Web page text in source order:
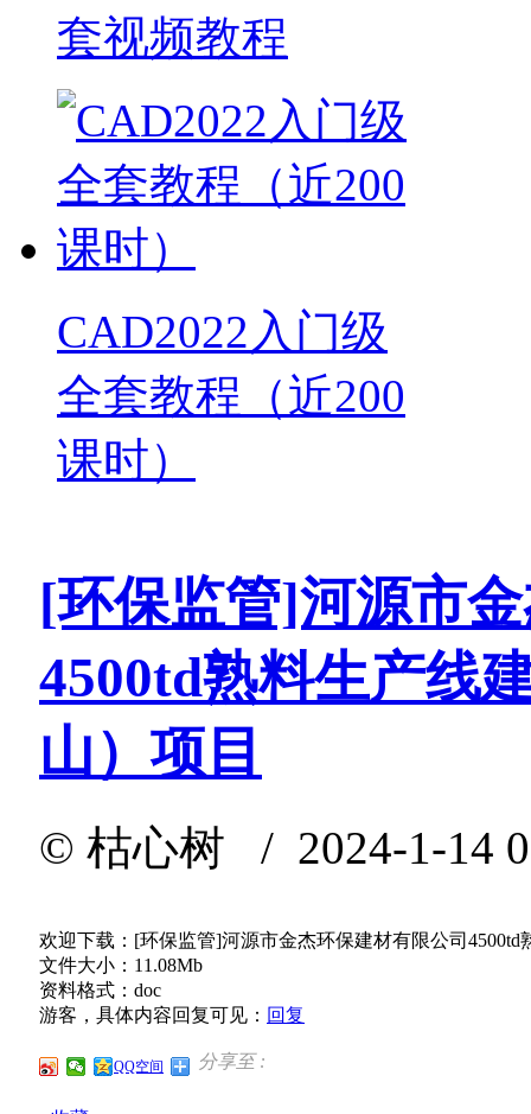
套视频教程
CAD2022入门级
全套教程（近200
课时）
[环保监管]河源市
4500td熟料生产线
山）项目
© 枯心树 / 2024-1-14
欢迎下载：[环保监管]河源市金杰环保建材有限公司
文件大小：11.08Mb
资料格式：doc
游客，具体内容回复可见： 回复
分享至 :
QQ空间